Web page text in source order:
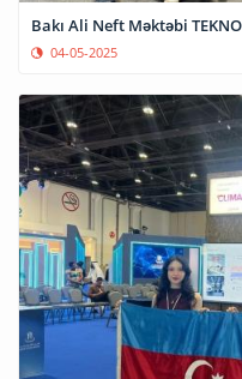
Bakı Ali Neft Məktəbi
04-05-2025